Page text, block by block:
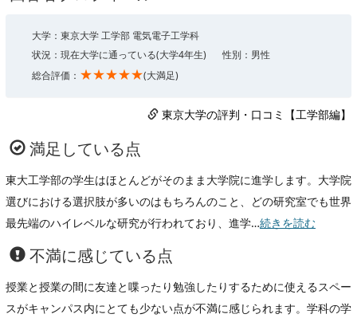
大学：東京大学 工学部 電気電子工学科
状況：現在大学に通っている(大学4年生)
性別：男性
総合評価： ★★★★★(大満足)
東京大学の評判・口コミ【工学部編】
満足している点
東大工学部の学生はほとんどがそのまま大学院に進学します。大学院
選びにおける選択肢が多いのはもちろんのこと、どの研究室でも世界
最先端のハイレベルな研究が行われており、進学…続きを読む
不満に感じている点
授業と授業の間に友達と喋ったり勉強したりするために使えるスペー
スがキャンパス内にとても少ない点が不満に感じられます。学科の学